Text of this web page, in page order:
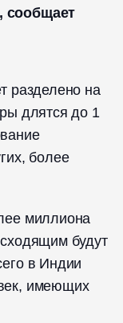
сообщает
разделено на
длятся до 1
более
миллиона
будут
в Индии
имеющих